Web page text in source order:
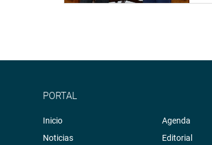
PORTAL
Inicio
Noticias
Agenda
Editorial